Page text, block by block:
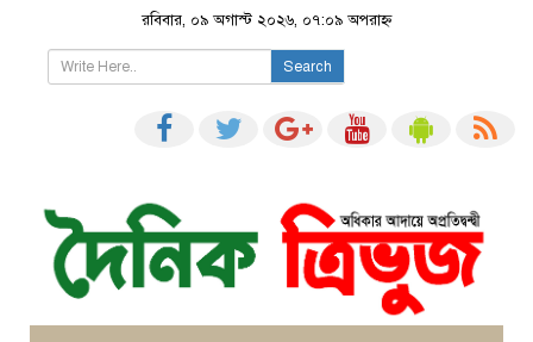
রবিবার, ০৯ অগাস্ট ২০২৬, ০৭:০৯ অপরাহ্ন
Search